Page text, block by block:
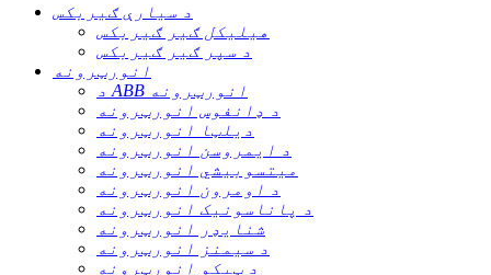
د سیارې ګیربکس
هیلیکل ګیر ګیربکس
د سپر ګیر ګیربکس
انورټرونه
د ABB انورټرونه
د ډانفوس انورټرونه
دیلټا انورټرونه
د ایمروسن انورټرونه
میتسوبیشي انورټرونه
د اومرون انورټرونه
د پاناسونیک انورټرونه
شنایډر انورټرونه
د سیمنز انورټرونه
د ټیکو انورټرونه